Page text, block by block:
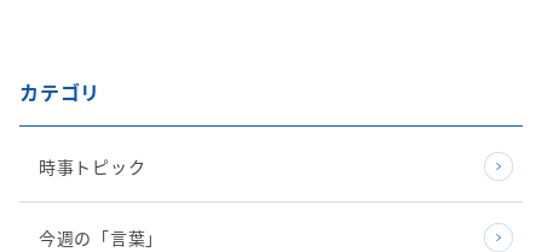
カテゴリ
時事トピック
今週の「言葉」